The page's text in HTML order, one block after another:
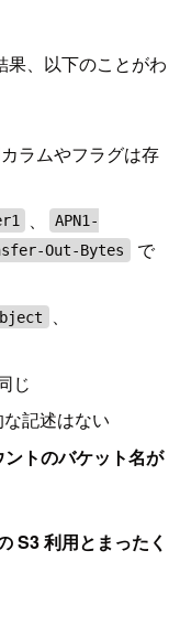
果、以下のことがわ
ラムやフラグは存
、
APN1-
Out-Bytes
で
、
じ
記述はない
ントのバケット名が
S3 利用とまったく